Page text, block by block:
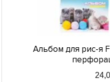
Альбом для рис-я